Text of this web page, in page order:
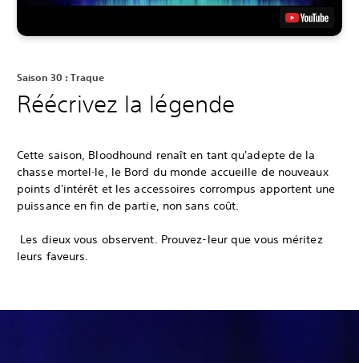
Saison 30 : Traque
Réécrivez la légende
Cette saison, Bloodhound renaît en tant qu'adepte de la
chasse mortel∙le, le Bord du monde accueille de nouveaux
points d'intérêt et les accessoires corrompus apportent une
puissance en fin de partie, non sans coût.
‎ Les dieux vous observent. Prouvez-leur que vous méritez
leurs faveurs.